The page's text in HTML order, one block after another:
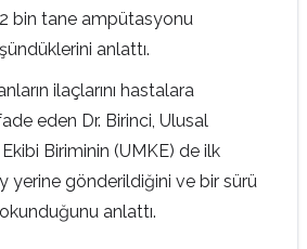
2 bin tane ampütasyonu
anlattı.
ilaçlarını hastalara
eden Dr. Birinci, Ulusal
Biriminin (UMKE) de ilk
yerine gönderildiğini ve bir sürü
anlattı.